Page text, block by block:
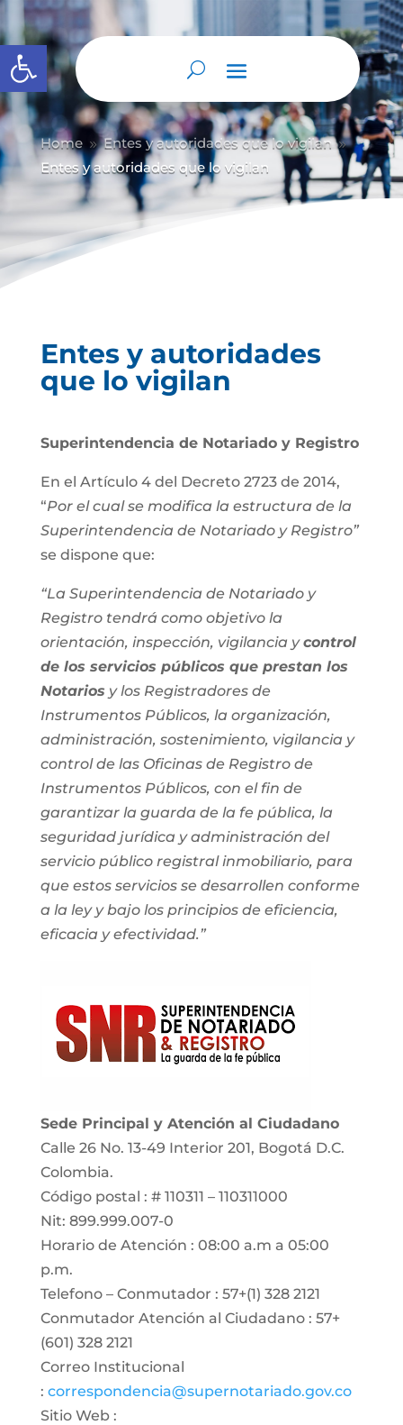
Abrir barra de herramientas
Home 9 Entes y autoridades que lo vigilan 9
Entes y autoridades que lo vigilan
Entes y autoridades
que lo vigilan
Superintendencia de Notariado y Registro
En el Artículo 4 del Decreto 2723 de 2014,
“Por el cual se modifica la estructura de la
Superintendencia de Notariado y Registro”
se dispone que:
“La Superintendencia de Notariado y
Registro tendrá como objetivo la
orientación, inspección, vigilancia ycontrol
de los servicios públicos que prestan los
Notarios y los Registradores de
Instrumentos Públicos, la organización,
administración, sostenimiento, vigilancia y
control de las Oficinas de Registro de
Instrumentos Públicos, con el fin de
garantizar la guarda de la fe pública, la
seguridad jurídica y administración del
servicio público registral inmobiliario, para
que estos servicios se desarrollen conforme
a la ley y bajo los principios de eficiencia,
eficacia y efectividad.”
Sede Principal y Atención al Ciudadano
Calle 26 No. 13-49 Interior 201, Bogotá D.C.
Colombia.
Código postal : # 110311 – 110311000
Nit: 899.999.007-0
Horario de Atención : 08:00 a.m a 05:00
p.m.
Telefono – Conmutador : 57+(1) 328 2121
Conmutador Atención al Ciudadano : 57+
(601) 328 2121
Correo Institucional
: correspondencia@supernotariado.gov.co
Sitio Web :